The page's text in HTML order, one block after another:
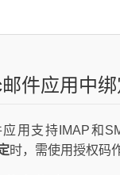
件应用中
用支持IMAP和
时，需使用授权码